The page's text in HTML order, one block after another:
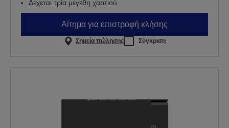
Δέχεται τρία μεγέθη χαρτιού
Αίτημα για επιστροφή κλήσης
Σημεία πώλησης Σύγκριση